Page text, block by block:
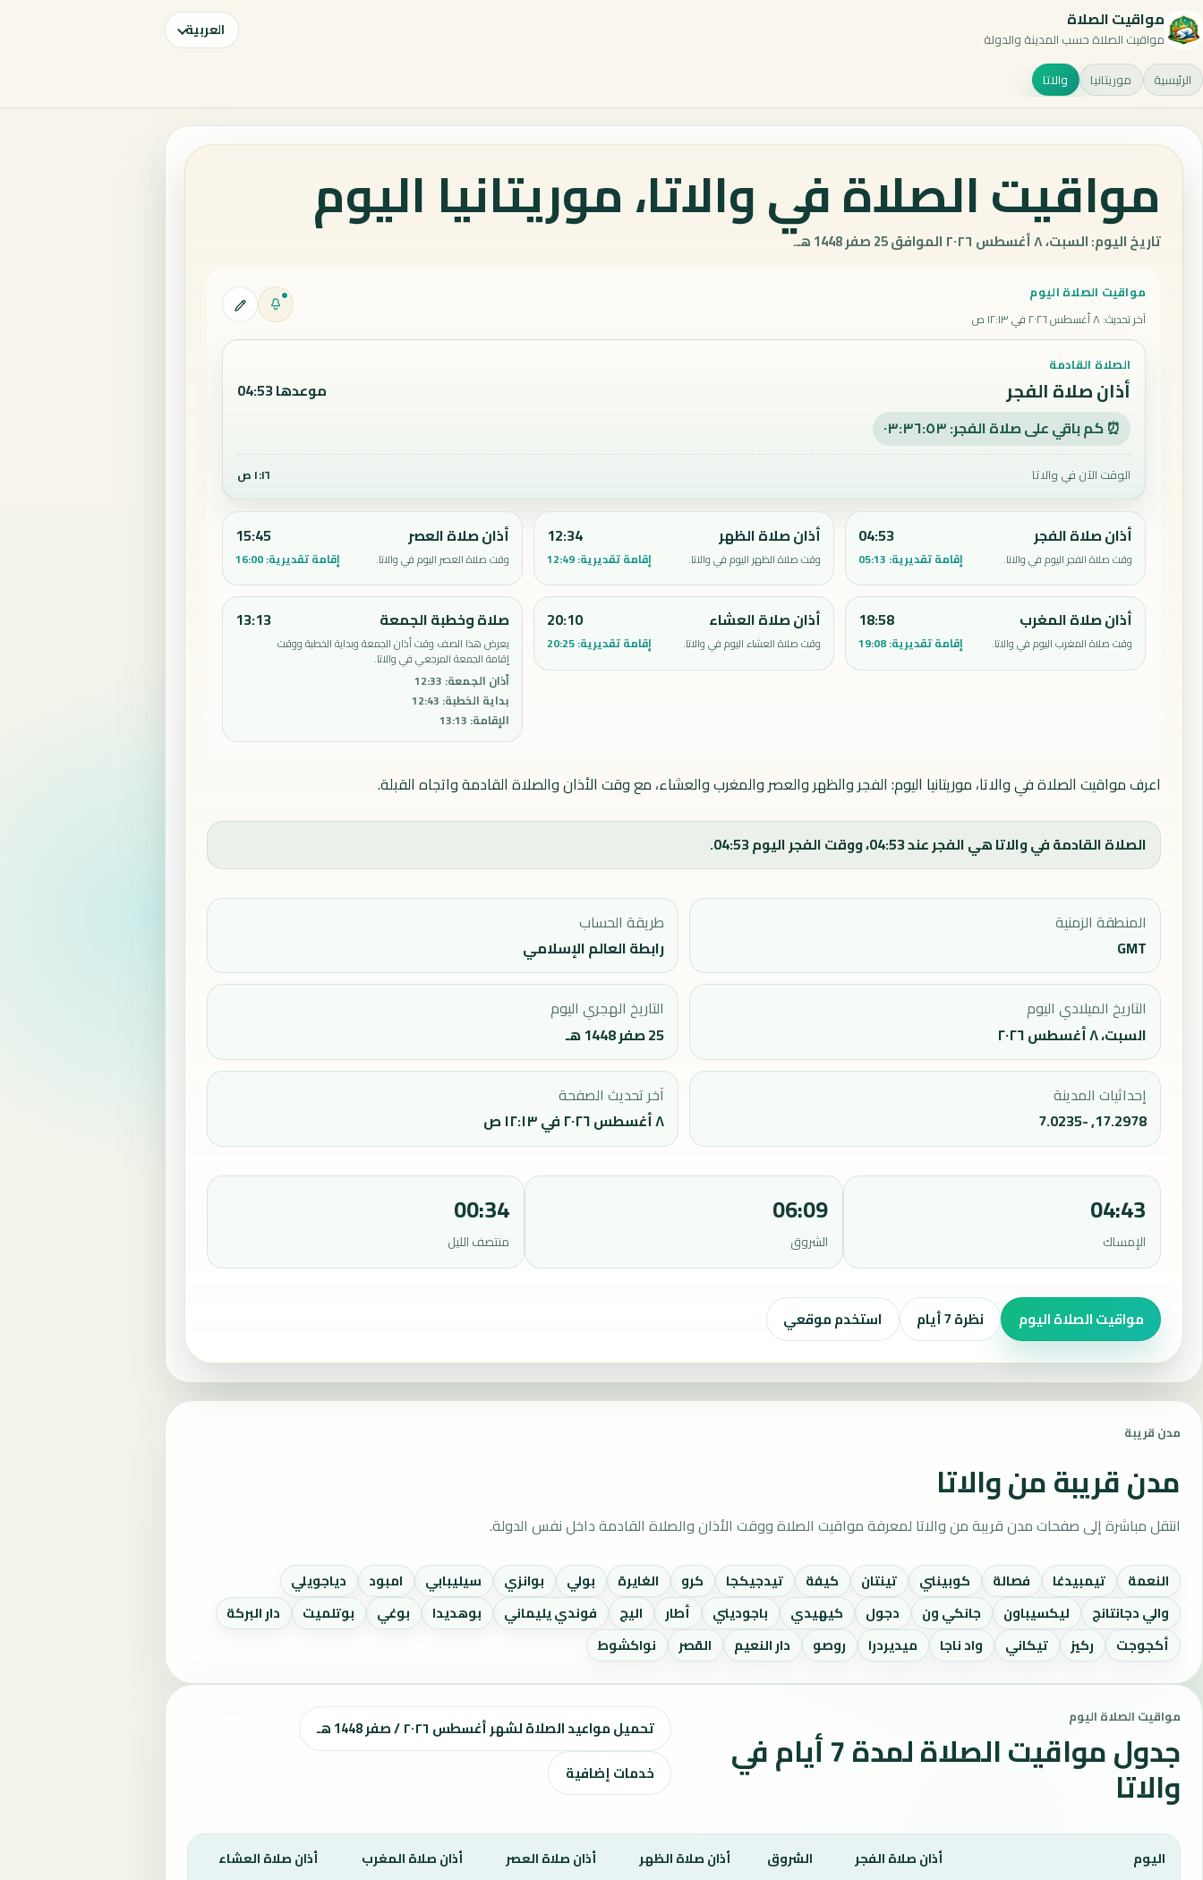
مواقيت الصلاة
مواقيت الصلاة حسب المدينة والدولة العربية
الرئيسية موريتانيا والاتا
مواقيت الصلاة في والاتا، موريتانيا اليوم
تاريخ اليوم: السبت، ٨ أغسطس ٢٠٢٦ الموافق 25 صفر 1448 هـ.
مواقيت الصلاة اليوم
آخر تحديث:٨ أغسطس ٢٠٢٦ في ١٢:١٣ ص
الصلاة القادمة
أذان صلاة الفجر موعدها 04:53
⏰ كم باقي على صلاة الفجر: ٠٣:٣٦:٥٢
الوقت الآن في والاتا ١:١٦ ص
أذان صلاة الفجر
وقت صلاة الفجر اليوم في والاتا.
04:53
إقامة تقديرية: 05:13
أذان صلاة الظهر
وقت صلاة الظهر اليوم في والاتا.
12:34
إقامة تقديرية:12:49
أذان صلاة العصر
وقت صلاة العصر اليوم في والاتا.
15:45
إقامة تقديرية:16:00
أذان صلاة المغرب
وقت صلاة المغرب اليوم في والاتا.
18:58
إقامة تقديرية:19:08
أذان صلاة العشاء
وقت صلاة العشاء اليوم في والاتا.
20:10
إقامة تقديرية:20:25
صلاة وخطبة الجمعة
يعرض هذا الصف وقت أذان الجمعة وبداية الخطبة ووقت
إقامة الجمعة المرجعي في والاتا.
أذان الجمعة:
12:33
بداية الخطبة:
12:43
الإقامة:
13:13
13:13
اعرف مواقيت الصلاة في والاتا، موريتانيا اليوم: الفجر والظهر والعصر والمغرب والعشاء، مع وقت الأذان والصلاة القادمة واتجاه القبلة.
الصلاة القادمة في والاتا هي الفجر عند 04:53، ووقت الفجر اليوم 04:53.
المنطقة الزمنية
GMT
طريقة الحساب
رابطة العالم الإسلامي
التاريخ الميلادي اليوم
السبت، ٨ أغسطس ٢٠٢٦
التاريخ الهجري اليوم
25 صفر 1448 هـ
إحداثيات المدينة
17.2978, -7.0235
آخر تحديث الصفحة
٨ أغسطس ٢٠٢٦ في ١٢:١٣ ص
04:43
الإمساك
06:09
الشروق
00:34
منتصف الليل
مواقيت الصلاة اليوم نظرة 7 أيام استخدم موقعي
مدن قريبة
مدن قريبة من والاتا
انتقل مباشرة إلى صفحات مدن قريبة من والاتا لمعرفة مواقيت الصلاة ووقت الأذان والصلاة القادمة داخل نفس الدولة.
النعمة تيمبيدغا فصالة كوبينني تينتان كيفة تيدجيكجا كرو الغايرة بولي بوانزي سيليبابي امبود
دياجويلي
والي دجانتانج
ليكسيباون جانكي ون دجول كيهيدي باجوديني أطار اليج فوندي يليماني بوهديدا بوغي بوتلميت
دار البركة
أكجوجت
ركيز تيكاني واد ناجا ميديردرا روصو دار النعيم القصر نواكشوط
مواقيت الصلاة اليوم
جدول مواقيت الصلاة لمدة 7 أيام في
والاتا
تحميل مواعيد الصلاة لشهر أغسطس ٢٠٢٦ / صفر 1448 هـ
خدمات إضافية
اليوم أذان صلاة الفجر الشروق أذان صلاة الظهر أذان صلاة العصر أذان صلاة المغرب أذان صلاة العشاء